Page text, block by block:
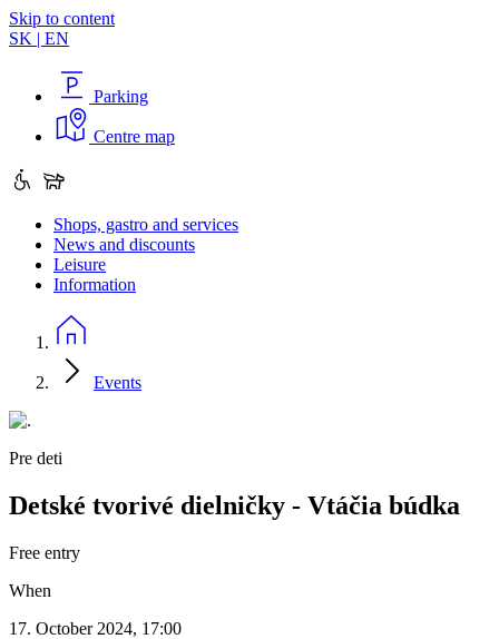
Skip to content
SK | EN
Parking
Centre map
Shops, gastro and services
News and discounts
Leisure
Information
Events
Pre deti
Detské tvorivé dielničky - Vtáčia búdka
Free entry
When
17. October 2024, 17:00